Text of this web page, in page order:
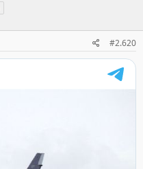
#2.620